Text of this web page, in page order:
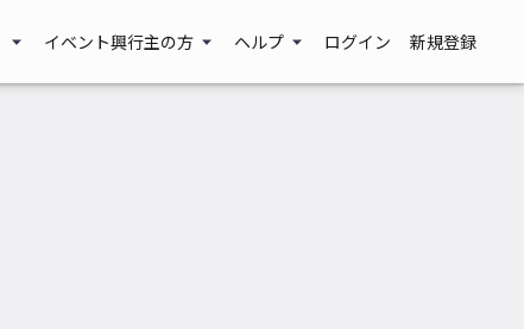
イベント興行主の方 ヘルプ ログイン 新規登録